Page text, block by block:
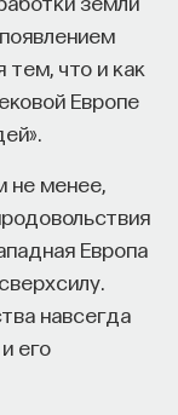
что и как
Европе
не менее,
Европа
навсегда
его
исключать
за задачи,
во всяком
привело
и,
того